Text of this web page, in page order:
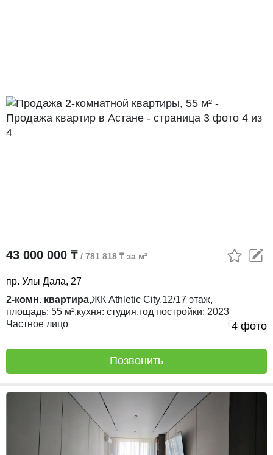
4 фото
43 000 000 ₸ / 781 818 ₸ за м²
пр. Улы Дала, 27
2-комн. квартира,ЖК Athletic City,12/17 этаж,
площадь: 55 м²,кухня: студия,год постройки: 2023
Частное лицо
Сегодня
Позвонить